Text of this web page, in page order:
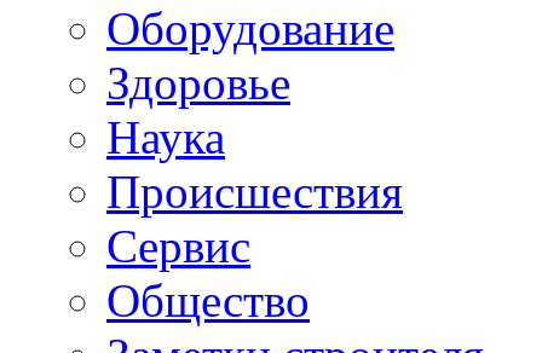
Oборудование
Здоровье
Наука
Происшествия
Сервис
Общество